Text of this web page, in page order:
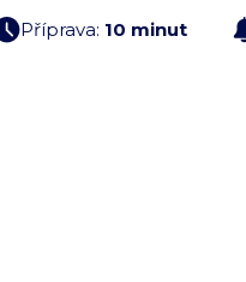
Příprava: 10 minut